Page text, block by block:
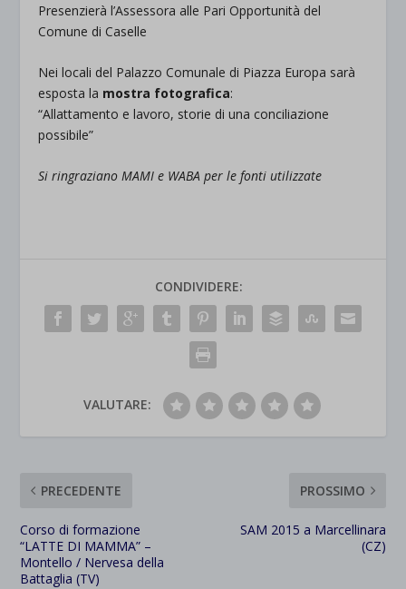
Presenzierà l’Assessora alle Pari Opportunità del
Comune di Caselle
Nei locali del Palazzo Comunale di Piazza Europa sarà
esposta la mostra fotografica:
“Allattamento e lavoro, storie di una conciliazione
possibile”
Si ringraziano MAMI e WABA per le fonti utilizzate
CONDIVIDERE:
VALUTARE:
PRECEDENTE
Corso di formazione
“LATTE DI MAMMA” –
Montello / Nervesa della
Battaglia (TV)
PROSSIMO
SAM 2015 a Marcellinara
(CZ)